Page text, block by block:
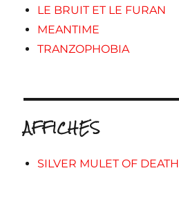
LE BRUIT ET LE FURAN
MEANTIME
TRANZOPHOBIA
AFFICHES
SILVER MULET OF DEATH